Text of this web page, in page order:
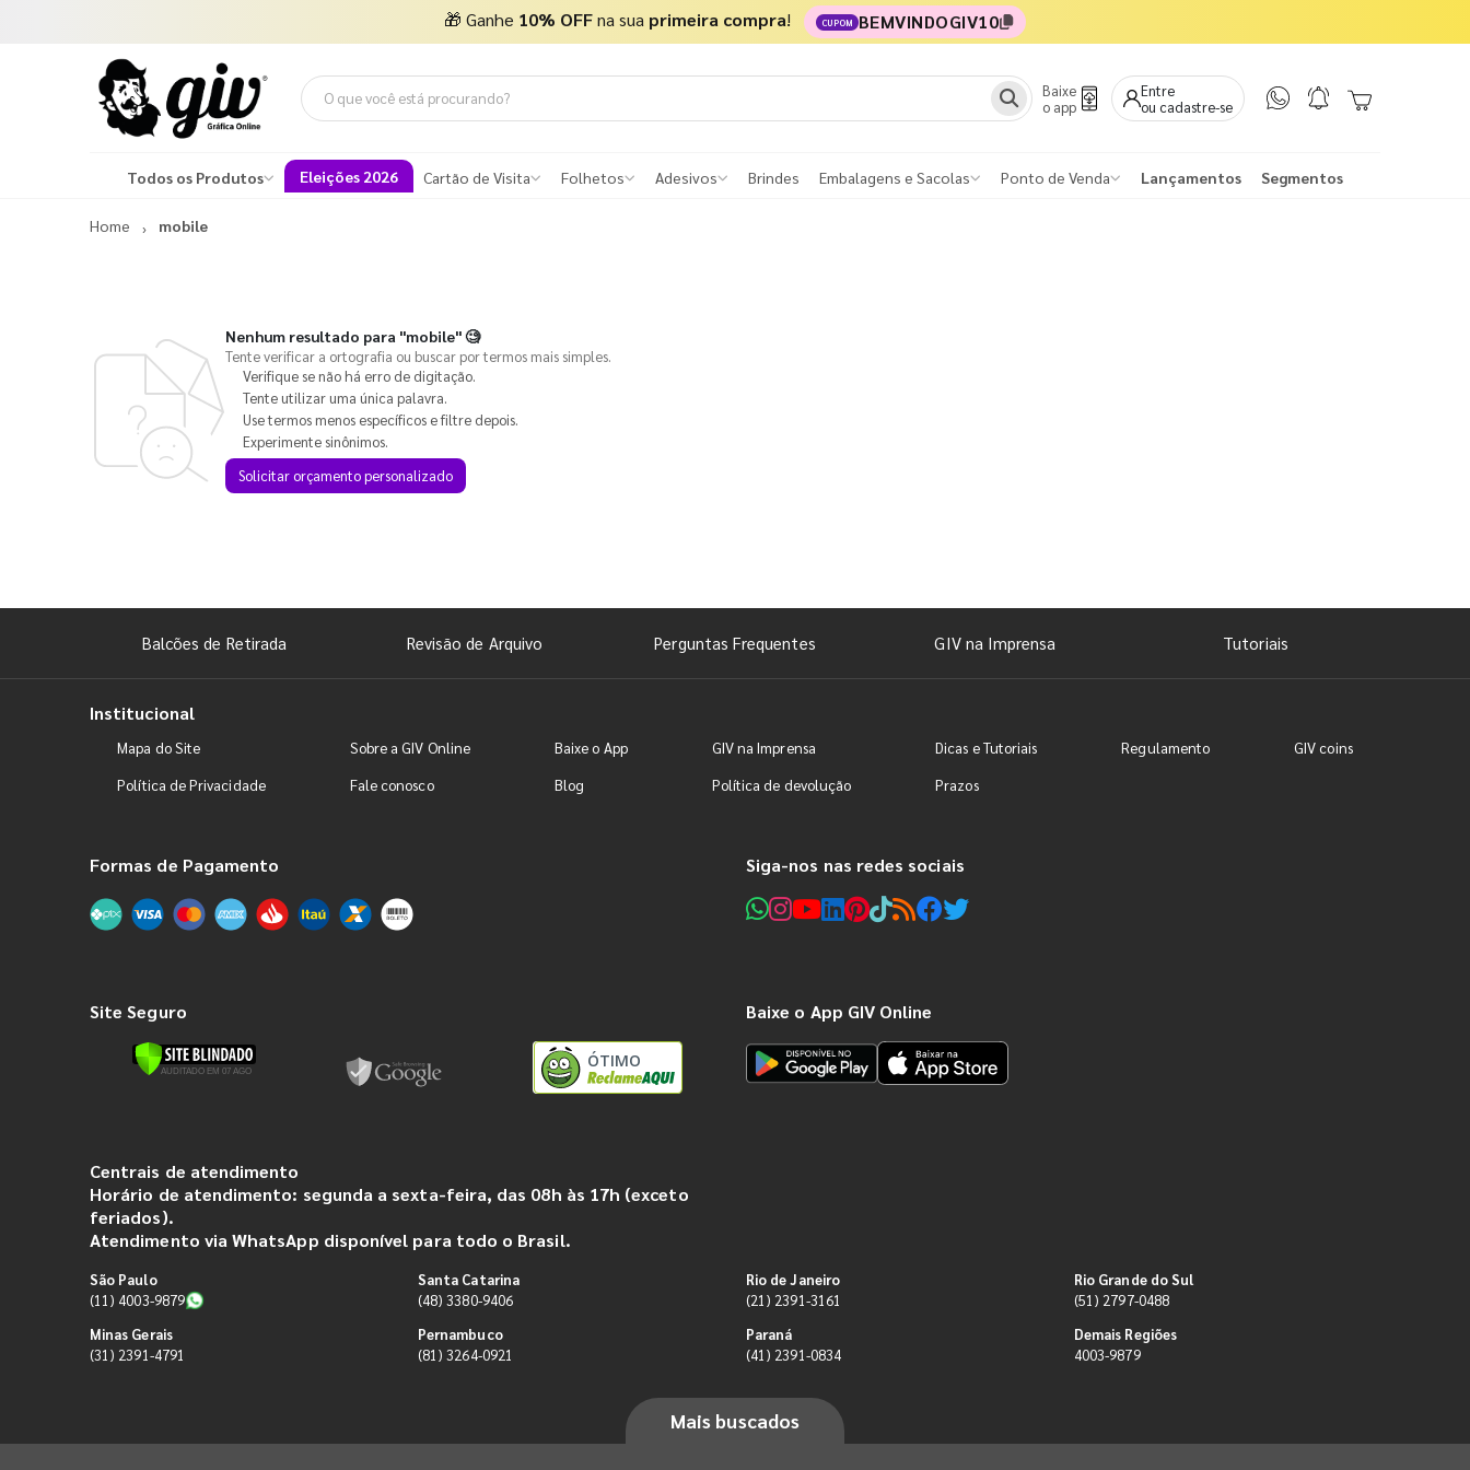
🎁 Ganhe 10% OFFna sua primeira compra! CUPOM BEMVINDOGIV10
Baixe
o app
Entre
ou cadastre-se
Todos os Produtos Eleições 2026 Cartão de Visita Folhetos Adesivos Brindes Embalagens e Sacolas Ponto de Venda Lançamentos Segmentos
Home mobile
Nenhum resultado para "mobile"🧐
Tente verificar a ortografia ou buscar por termos mais simples.
Verifique se não há erro de digitação.
Tente utilizar uma única palavra.
Use termos menos específicos e filtre depois.
Experimente sinônimos.
Solicitar orçamento personalizado
Balcões de Retirada Revisão de Arquivo Perguntas Frequentes GIV na Imprensa Tutoriais
Institucional
Mapa do Site Sobre a GIV Online Baixe o App GIV na Imprensa Dicas e Tutoriais Regulamento
GIV coins
Política de Privacidade
Fale conosco Blog Política de devolução Prazos
Formas de Pagamento Siga-nos nas redes sociais
Site Seguro
ÓTIMO
Baixe o App GIV Online
Centrais de atendimento
Horário de atendimento: segunda a sexta-feira, das 08h às 17h (exceto
feriados).
Atendimento via WhatsApp disponível para todo o Brasil.
São Paulo
(11) 4003-9879
Minas Gerais
(31) 2391-4791
Santa Catarina
(48) 3380-9406
Pernambuco
(81) 3264-0921
Rio de Janeiro
(21) 2391-3161
Paraná
(41) 2391-0834
Rio Grande do Sul
(51) 2797-0488
Demais Regiões
4003-9879
Mais buscados